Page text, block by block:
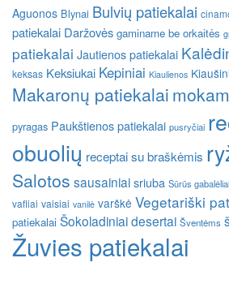
Aguonos Blynai Bulvių patiekalai
patiekalai Daržovės gaminame be orkaitės
patiekalai Jautienos patiekalai
keksas Keksiukai Kepiniai Kiaulienos
Makaronų patiekalai
pyragas Paukštienos patiekalai pusryčiai
obuolių receptai su braškėmis
Salotos sausainiai sriuba Sūrūs gabalėliai
vafliai vaisiai vanilė varškė Vegetariški
patiekalai Šokoladiniai desertai Šventėms
Žuvies patiekalai